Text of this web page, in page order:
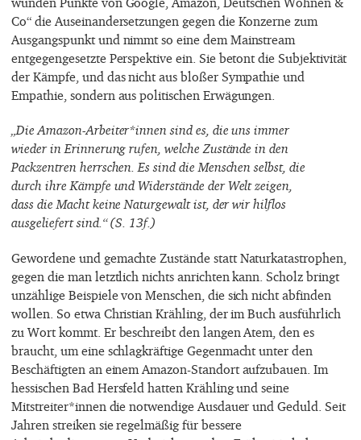
Co“ die Auseinandersetzungen gegen die Konzerne zum
Ausgangspunkt und nimmt so eine dem Mainstream
entgegengesetzte Perspektive ein. Sie betont die Subjektivität
der Kämpfe, und das nicht aus bloßer Sympathie und
Empathie, sondern aus politischen Erwägungen.
„Die Amazon-Arbeiter*innen sind es, die uns immer
wieder in Erinnerung rufen, welche Zustände in den
Packzentren herrschen. Es sind die Menschen selbst, die
durch ihre Kämpfe und Widerstände der Welt zeigen,
dass die Macht keine Naturgewalt ist, der wir hilflos
ausgeliefert sind.“ (S. 13f.)
Gewordene und gemachte Zustände statt Naturkatastrophen,
gegen die man letztlich nichts anrichten kann. Scholz bringt
unzählige Beispiele von Menschen, die sich nicht abfinden
wollen. So etwa Christian Krähling, der im Buch ausführlich
zu Wort kommt. Er beschreibt den langen Atem, den es
braucht, um eine schlagkräftige Gegenmacht unter den
Beschäftigten an einem Amazon-Standort aufzubauen. Im
hessischen Bad Hersfeld hatten Krähling und seine
Mitstreiter*innen die notwendige Ausdauer und Geduld. Seit
Jahren streiken sie regelmäßig für bessere